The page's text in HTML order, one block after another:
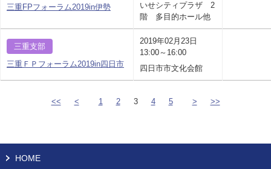
三重FPフォーラム2019in伊勢
いせシティプラザ 2
階 多目的ホール他
三重支部
三重ＦＰフォーラム2019in四日市
2019年02月23日
13:00～16:00
四日市市文化会館
<< < 1 2 3 4 5 > >>
HOME